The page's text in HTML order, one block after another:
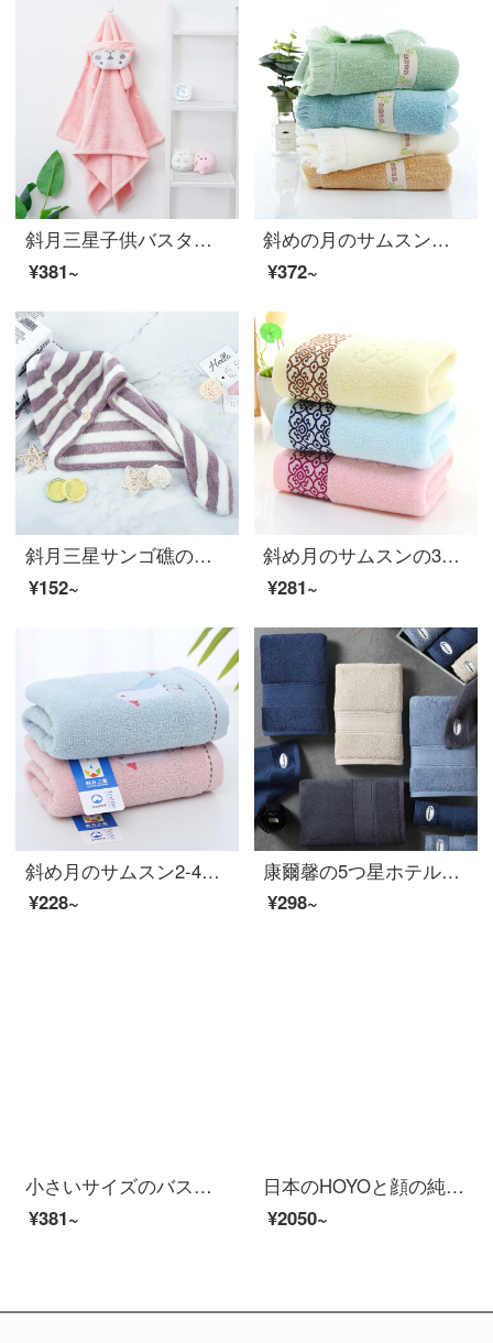
斜月三星子供バスタオルサンゴの新生児バスローブのマント柔らかな吸水携帯ベビーマントピンクの長耳ウサギのマント
¥381~
斜めの月のサムスン田園の物語のタオルは心地良くて非常に強いです。家庭用の洗顔タオルは多色で35*75 cm 120 g/本【四つの箱】田園の物語のタオルです。
¥372~
斜月三星サンゴ礁のストライプの髪の帽子が超柔らかい吸水タオル女史の髪に巻いたスカーフ紫色の縞模様の乾燥帽です。
¥152~
斜め月のサムスンの3条はネットの花のタオルを詰めます。
¥281~
斜め月のサムスン2-4条は純綿のタオルを詰めて無事に幸せです。
¥228~
康爾馨の5つ星ホテルのタオルの純綿は顔を洗ってタオルの全綿の大人を吸い込んで厚いティッシュの紳士のほこりの75*34 cmの150 gをプラスします。
¥298~
小さいサイズのバスタオル50 x 100運動タオルは汗を吸ってバスタオルを使います。家庭用のタオルは男女の小さいサイズで、携帯速乾は綿より吸水速乾です。
¥381~
日本のHOYOと顔の純綿の浴の長さのモデルの男女の家庭用吸水速乾綿のカップルのタイプの浴衣の本の白いSコードは身長の155-170 cmに適します。
¥2050~